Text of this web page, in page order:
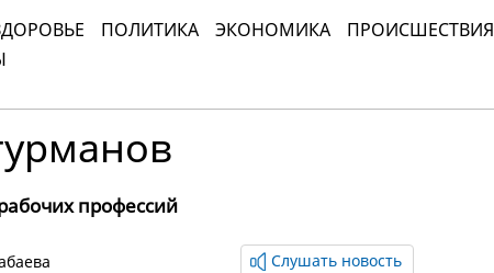
ПОЛИТИКА ЭКОНОМИКА ПРОИСШЕСТВИЯ
профессий
Слушать новость